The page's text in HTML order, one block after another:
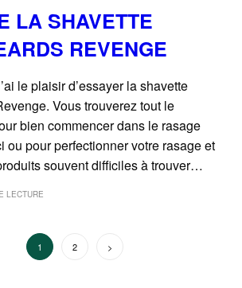
LA SHAVETTE
REVENGE
le plaisir d’essayer la shavette
Vous trouverez tout le
bien commencer dans le rasage
ou pour perfectionner votre rasage et
souvent difficiles à trouver…
LECTURE
PAGINATION
1 2 Suivant